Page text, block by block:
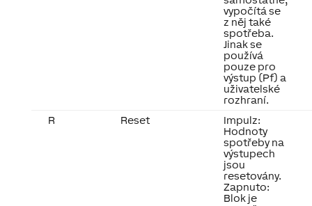
vypočítá se
z něj také
spotřeba.
Jinak se
používá
pouze pro
výstup (Pf) a
uživatelské
rozhraní.
R
Reset
Impulz:
Hodnoty
spotřeby na
výstupech
jsou
resetovány.
Zapnuto:
Blok je